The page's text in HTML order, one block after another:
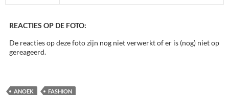
REACTIES OP DE FOTO:
De reacties op deze foto zijn nog niet verwerkt of er is (nog) niet op
gereageerd.
ANOEK FASHION